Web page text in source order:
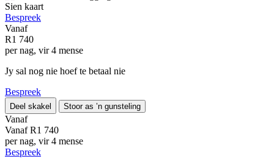
Sien kaart
Bespreek
Vanaf
R1 740
per nag, vir 4 mense
Jy sal nog nie hoef te betaal nie
Bespreek
Deel skakel Stoor as ’n gunsteling
Vanaf
Vanaf R1 740
per nag, vir 4 mense
Bespreek